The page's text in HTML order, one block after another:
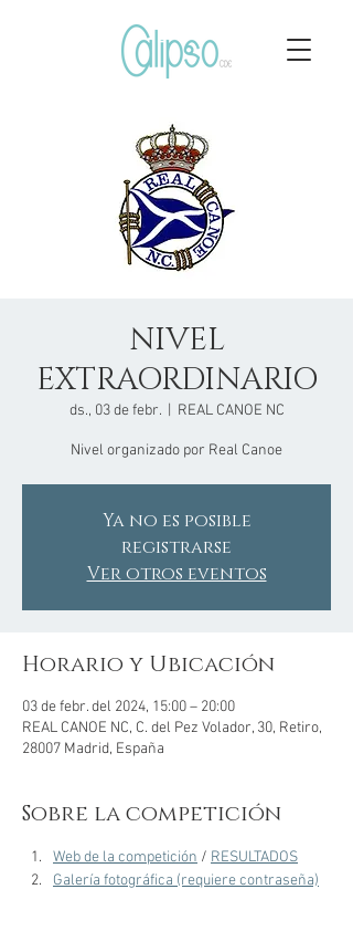
NIVEL
EXTRAORDINARIO
ds., 03 de febr.
  |
REAL CANOE NC
Nivel organizado por Real Canoe
Ya no es posible
registrarse
Ver otros eventos
Horario y Ubicación
03 de febr. del 2024, 15:00 – 20:00
REAL CANOE NC, C. del Pez Volador, 30, Retiro,
28007 Madrid, España
Sobre la competición
Web de la competición / RESULTADOS
Galería fotográfica (requiere contraseña)